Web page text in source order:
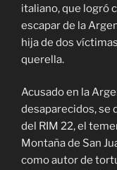
italiano, que logró
escapar de la
hija de dos
querella.
Acusado en la
desaparecidos, se
del RIM 22, el
Montaña de San
como autor de